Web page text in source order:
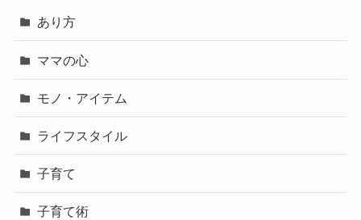
あり方
ママの心
モノ・アイテム
ライフスタイル
子育て
子育て術